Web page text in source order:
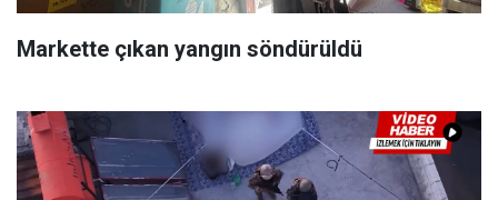
Markette çıkan yangın söndürüldü